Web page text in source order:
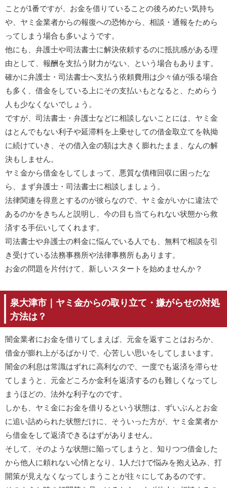
ことが1番ですが、お金を借りていることの後ろめたい気持ち
や、ヤミ金業者からの報復への恐怖から、相談・通報をためら
ってしまう場合も多いようです。
他にも、弁護士や司法書士に解決依頼するのに抵抗感がある理
由として、報酬を支払う財力がない、という場合もあります。
確かに弁護士・司法書士へ支払う依頼費用は少々値が張る場合
も多く、借金をしている上にその支払いもとなると、ためらう
人も少なくないでしょう。
ですが、司法書士・弁護士などに相談しないことには、ヤミ金
はとんでもない利子や延滞料を上乗せしての借金取立てを執拗
に続けていき、その借入金の額は大きく膨れたまま、なんの解
決もしません。
ヤミ金から借金をしてしまって、悪質な債権回収に困ったな
ら、まず弁護士・司法書士に相談しましょう。
法律関連を得意とするのが彼らなので、ヤミ金がいかに違法で
あるのかをきちんと説明し、今の目も当てられない状態から救
済する手伝いしてくれます。
司法書士や弁護士の料金に悩んでいる人でも、無料で相談を引
き受けている法務事務所や法律事務所もあります。
お金の問題を片付けて、新しいスタートを始めませんか？
泉大津市｜ヤミ金からの取り立て・嫌がらせの対処
方法は？
闇金業者にお金を借りてしまえば、元金を返すことはおろか、
借金が膨れ上がるばかりで、心苦しい思いをしてしまいます。
闇金の利息は常識はずれに高利なので、一度でも返済を滞らせ
てしまうと、元金どころか金利を返済するのも難しくなってし
まうほどの、法外な利子なのです。
しかも、ヤミ金にお金を借りるという状態は、ずいぶんとお金
に追い詰められた状態だけに、そういった方が、ヤミ金業者か
ら借金をして返済できるはずがありません。
そして、そのような状態に陥ってしまうと、知りつつ借金した
から他人に頼れない心情となり、1人だけで悩みを抱え込み、打
開策が見えなくなってしまうことが往々にしてあるのです。